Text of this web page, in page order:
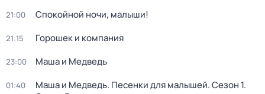
21:00 Спокойной ночи, малыши!
21:15 Горошек и компания
23:00 Маша и Медведь
01:40 Маша и Медведь. Песенки для малышей. Сезон 1.